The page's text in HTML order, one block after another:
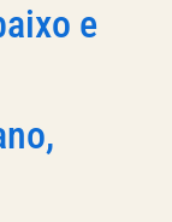
e